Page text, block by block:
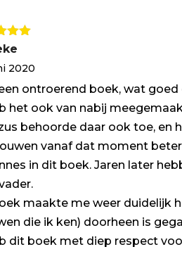
2020
ontroerend boek, wat goed
het ook van nabij
behoorde daar ook toe, en
vanaf dat moment
in dit boek. Jaren later
maakte me weer duidelijk
die ik ken) doorheen is
dit boek met diep respect